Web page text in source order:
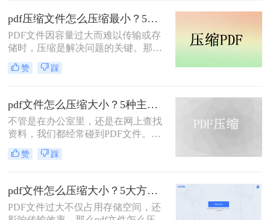
大，给存储和传输带来了不便。那么
怎么压缩pdf大小呢？为了解决这个问
题，本文将介绍三种压缩PDF大小的
方法。
pdf压缩文件怎么压缩最小？5个常用方法全解析！
PDF文件因容量过大而难以传输或存
储时，压缩是解决问题的关键。那么
pdf压缩文件怎么压缩最小呢？本文将
介绍几种高效压缩PDF的方法，帮助
赞 踩
pdf文件怎么压缩大小？5种主流压缩方法分享！
不管是在办公室里，还是在网上查找
资料，我们都经常碰到PDF文件。在
工作中，发送邮件需要PDF文件格
式，但太大的PDF文件也是一个棘手
被限制为5M，否则就发送不了。若能
pdf文件怎么压缩大小，那就可轻松上
传。在今天，我们将分享两种简单的
赞 踩
pdf文件怎么压缩大小？5大方法深度解析与实操指南！
PDF文件过大不仅占用存储空间，还